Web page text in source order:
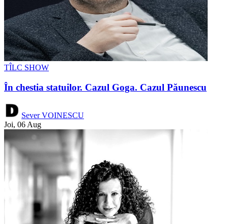
TÎLC SHOW
În chestia statuilor. Cazul Goga. Cazul Păunescu
Sever VOINESCU
Joi, 06 Aug